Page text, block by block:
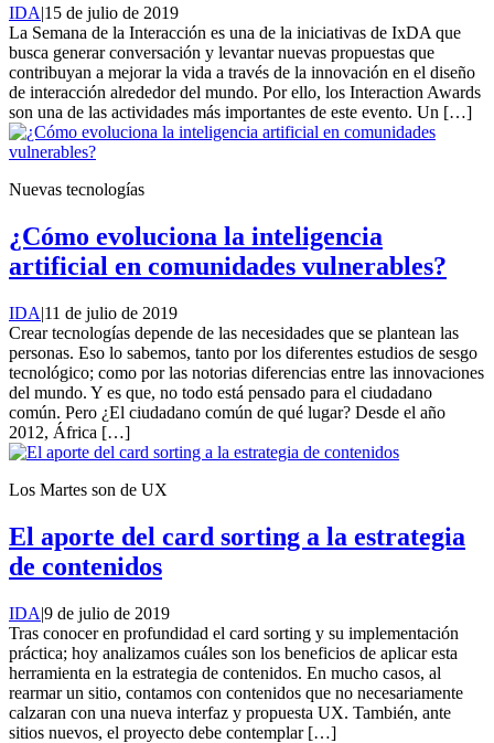
IDA|15 de julio de 2019
La Semana de la Interacción es una de la iniciativas de IxDA que
busca generar conversación y levantar nuevas propuestas que
contribuyan a mejorar la vida a través de la innovación en el diseño
de interacción alrededor del mundo. Por ello, los Interaction Awards
son una de las actividades más importantes de este evento. Un […]
Nuevas tecnologías
¿Cómo evoluciona la inteligencia
artificial en comunidades vulnerables?
IDA|11 de julio de 2019
Crear tecnologías depende de las necesidades que se plantean las
personas. Eso lo sabemos, tanto por los diferentes estudios de sesgo
tecnológico; como por las notorias diferencias entre las innovaciones
del mundo. Y es que, no todo está pensado para el ciudadano
común. Pero ¿El ciudadano común de qué lugar? Desde el año
2012, África […]
Los Martes son de UX
El aporte del card sorting a la estrategia
de contenidos
IDA|9 de julio de 2019
Tras conocer en profundidad el card sorting y su implementación
práctica; hoy analizamos cuáles son los beneficios de aplicar esta
herramienta en la estrategia de contenidos. En mucho casos, al
rearmar un sitio, contamos con contenidos que no necesariamente
calzaran con una nueva interfaz y propuesta UX. También, ante
sitios nuevos, el proyecto debe contemplar […]